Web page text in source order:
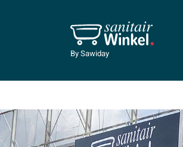
By Sawiday